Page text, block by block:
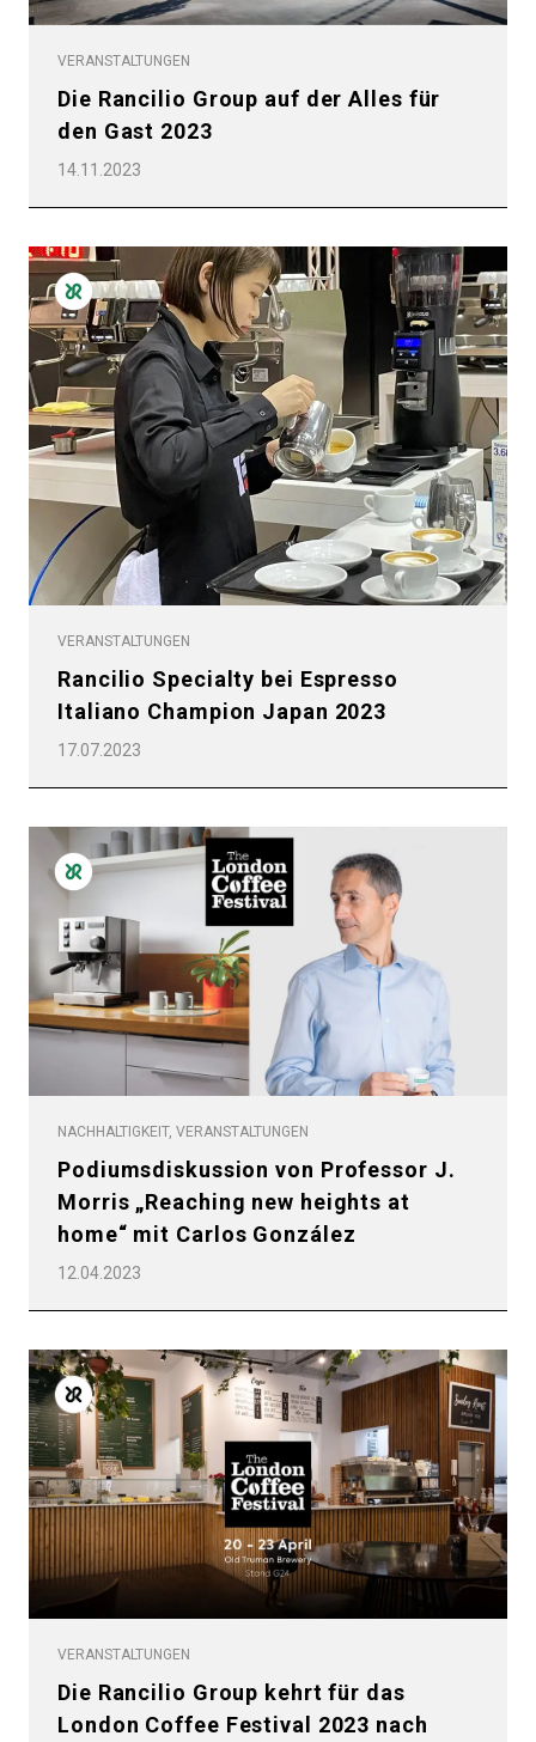
VERANSTALTUNGEN
Die Rancilio Group auf der Alles für
den Gast 2023
14.11.2023
VERANSTALTUNGEN
Rancilio Specialty bei Espresso
Italiano Champion Japan 2023
17.07.2023
NACHHALTIGKEIT, VERANSTALTUNGEN
Podiumsdiskussion von Professor J.
Morris „Reaching new heights at
home“ mit Carlos González
12.04.2023
VERANSTALTUNGEN
Die Rancilio Group kehrt für das
London Coffee Festival 2023 nach